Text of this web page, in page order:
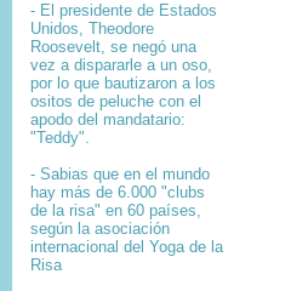
- El presidente de Estados
Unidos, Theodore
Roosevelt, se negó una
vez a dispararle a un oso,
por lo que bautizaron a los
ositos de peluche con el
apodo del mandatario:
"Teddy".
- Sabias que en el mundo
hay más de 6.000 "clubs
de la risa" en 60 países,
según la asociación
internacional del Yoga de la
Risa